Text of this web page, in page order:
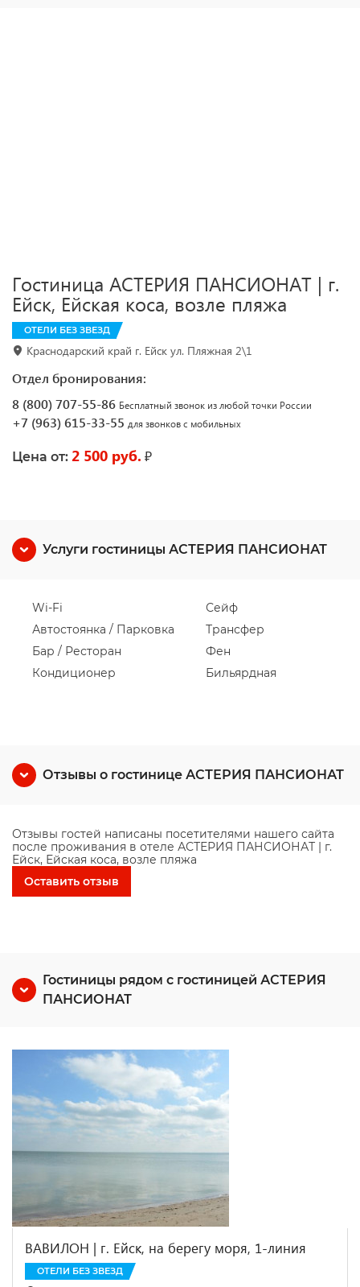
Гостиница АСТЕРИЯ ПАНСИОНАТ | г.
Ейск, Ейская коса, возле пляжа
ОТЕЛИ БЕЗ ЗВЕЗД
Краснодарский край г. Ейск ул. Пляжная 2\1
Отдел бронирования:
8 (800) 707-55-86 Бесплатный звонок из любой точки России
+7 (963) 615-33-55 для звонков с мобильных
Цена от: 2 500 руб. ₽
Услуги гостиницы АСТЕРИЯ ПАНСИОНАТ
Wi-Fi
Автостоянка / Парковка
Бар / Ресторан
Кондиционер
Сейф
Трансфер
Фен
Бильярдная
Отзывы о гостинице АСТЕРИЯ ПАНСИОНАТ
Отзывы гостей написаны посетителями нашего сайта
после проживания в отеле АСТЕРИЯ ПАНСИОНАТ | г.
Ейск, Ейская коса, возле пляжа
Оставить отзыв
Гостиницы рядом с гостиницей АСТЕРИЯ
ПАНСИОНАТ
ВАВИЛОН | г. Ейск, на берегу моря, 1-линия
ОТЕЛИ БЕЗ ЗВЕЗД